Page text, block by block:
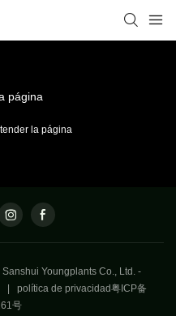
página
la página
Youngplants Co., Ltd. -
política de privacidad粤ICP备
号